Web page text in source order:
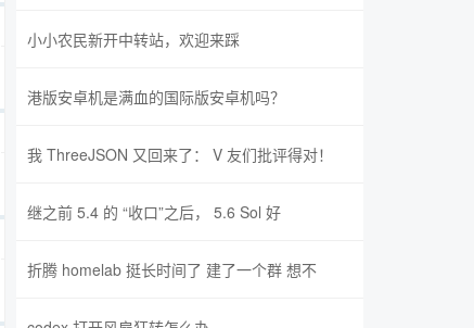
小小农民新开中转站，欢迎来踩
港版安卓机是满血的国际版安卓机吗？
我 ThreeJSON 又回来了： V 友们批评得对！
继之前 5.4 的 “收口”之后， 5.6 Sol 好
折腾 homelab 挺长时间了 建了一个群 想不